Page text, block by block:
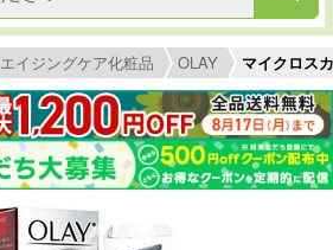
エイジングケア化粧品 OLAY マイクロス